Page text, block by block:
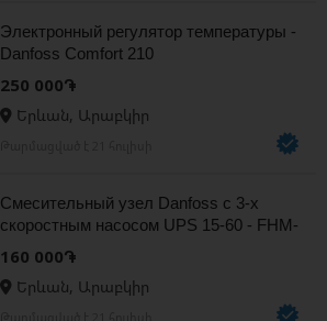
Электронный регулятор температуры -
Danfoss Comfort 210
250 000֏
Երևան, Արաբկիր
Смесительный узел Danfoss с 3-х
скоростным насосом UPS 15-60 - FHM-
C6
160 000֏
Երևան, Արաբկիր